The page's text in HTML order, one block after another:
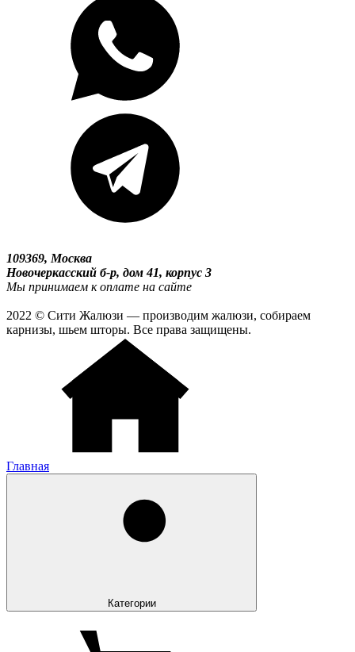
109369, Москва
Новочеркасский б-р, дом 41, корпус 3
Мы принимаем к оплате на сайте
2022 © Сити Жалюзи — производим жалюзи, собираем
карнизы, шьем шторы. Все права защищены.
Главная
Категории